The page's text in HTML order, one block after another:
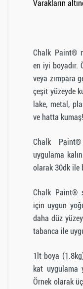
Varakların
Chalk Paint®
en iyi boyadır.
veya zımpara
çeşit yüzeyde
lake, metal,
ve hatta
Chalk
uygulama
olarak 30dk ile
Chalk Paint®
için uygun
daha düz
tabanca ile
1lt boya
kat uygulama
Örnek olarak